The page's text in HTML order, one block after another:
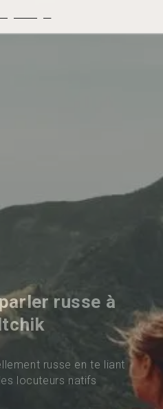
russe à
russe en te liant
locuteurs natifs